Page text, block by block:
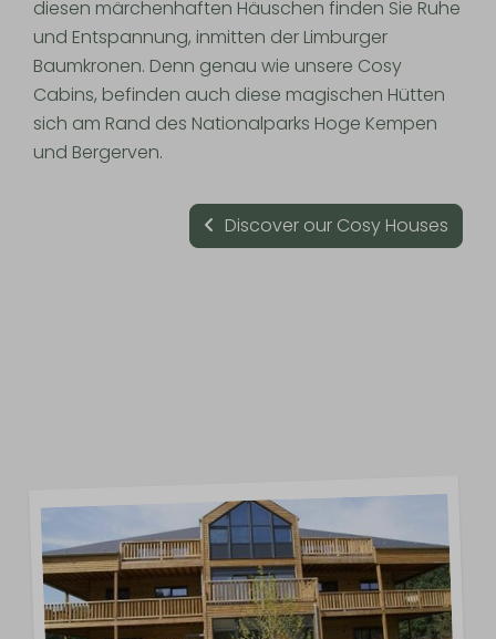
diesen märchenhaften Häuschen finden Sie Ruhe
und Entspannung, inmitten der Limburger
Baumkronen. Denn genau wie unsere Cosy
Cabins, befinden auch diese magischen Hütten
sich am Rand des Nationalparks Hoge Kempen
und Bergerven.
Discover our Cosy Houses